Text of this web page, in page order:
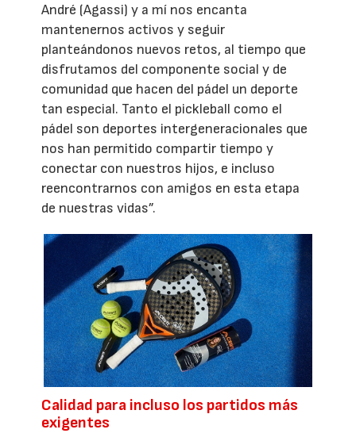
André (Agassi) y a mí nos encanta
mantenernos activos y seguir
planteándonos nuevos retos, al tiempo que
disfrutamos del componente social y de
comunidad que hacen del pádel un deporte
tan especial. Tanto el pickleball como el
pádel son deportes intergeneracionales que
nos han permitido compartir tiempo y
conectar con nuestros hijos, e incluso
reencontrarnos con amigos en esta etapa
de nuestras vidas”.
Calidad para incluso los partidos más
exigentes